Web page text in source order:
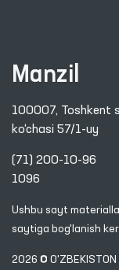
Manzil
100007, Toshkent
ko‘chasi 57/1-uy
(71) 200-10-96
1096
Ushbu sayt
saytiga bog'lanish
2026 © O'ZBEKISTON